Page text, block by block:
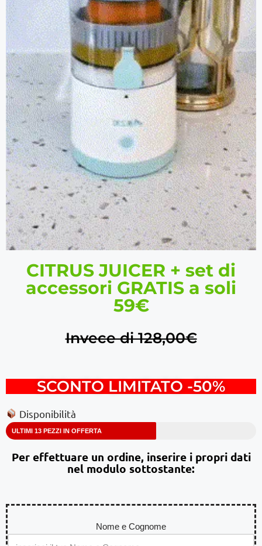
CITRUS JUICER + set di
accessori GRATIS a soli
59€
Invece di 128,00€
SCONTO LIMITATO -50%
Disponibilità
ULTIMI 13 PEZZI IN OFFERTA
Per effettuare un ordine, inserire i propri dati
nel modulo sottostante:
Nome e Cognome